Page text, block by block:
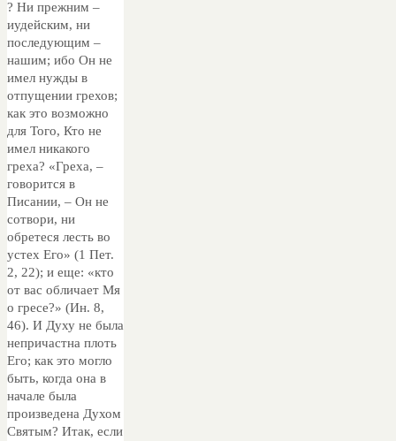
? Ни прежним –
иудейским, ни
последующим –
нашим; ибо Он не
имел нужды в
отпущении грехов;
как это возможно
для Того, Кто не
имел никакого
греха? «Греха, –
говорится в
Писании, – Он не
сотвори, ни
обретеся лесть во
устех Его» (1 Пет.
2, 22); и еще: «кто
от вас обличает Мя
о гресе?» (Ин. 8,
46). И Духу не была
непричастна плоть
Его; как это могло
быть, когда она в
начале была
произведена Духом
Святым? Итак, если